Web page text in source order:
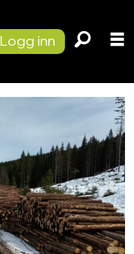
Logg inn